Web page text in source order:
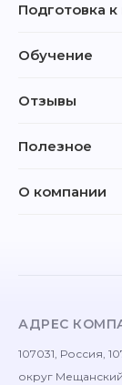
Подготовка к
Обучение
Отзывы
Полезное
О компании
АДРЕС
107031, Россия,
округ